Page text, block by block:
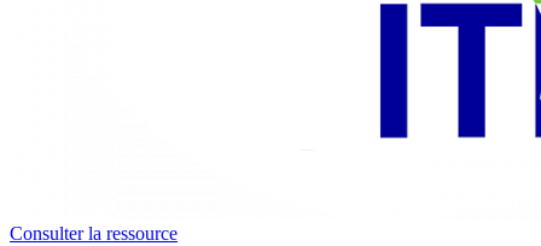
Consulter la ressource